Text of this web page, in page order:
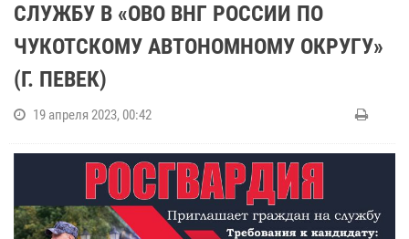
СЛУЖБУ В «ОВО ВНГ РОССИИ ПО
ЧУКОТСКОМУ АВТОНОМНОМУ ОКРУГУ»
(Г. ПЕВЕК)
19 апреля 2023, 00:42